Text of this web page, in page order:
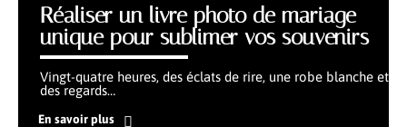
Réaliser un livre photo de mariage
unique pour sublimer vos souvenirs
Vingt-quatre heures, des éclats de rire, une robe blanche et
des regards…
En savoir plus